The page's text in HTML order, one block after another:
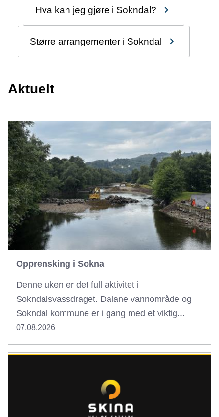
Hva kan jeg gjøre i Sokndal?
Større arrangementer i Sokndal
Aktuelt
07.08.2026
Opprensking i Sokna
Denne uken er det full aktivitet i
Sokndalsvassdraget. Dalane vannområde og
Sokndal kommune er i gang med et viktig...